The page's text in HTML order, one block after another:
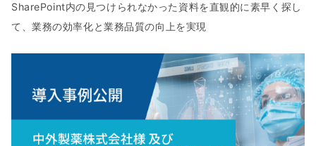
SharePoint内の見つけられなかった資料を直観的に素早く探し
て、業務の効率化と業務品質の向上を実現